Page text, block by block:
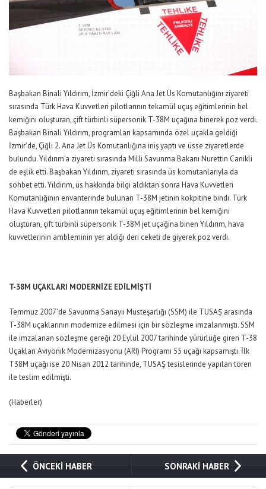
Başbakan Binali Yıldırım, İzmir’deki Çiğli Ana Jet Üs Komutanlığını ziyareti
sırasında Türk Hava Kuvvetleri pilotlarının tekamül uçuş eğitimlerinin bel
kemiğini oluşturan, çift türbinli süpersonik T-38M uçağına binerek poz verdi.
Başbakan Binali Yıldırım, programları kapsamında özel uçakla geldiği
İzmir’de, Çiğli 2. Ana Jet Üs Komutanlığına iniş yaptı ve üsse ziyaretlerde
bulundu. Yıldırım’a ziyareti sırasında Milli Savunma Bakanı Nurettin Canikli
de eşlik etti. Başbakan Yıldırım, ziyareti sırasında üs komutanlarıyla da
sohbet etti. Yıldırım, üs hakkında bilgi aldıktan sonra Hava Kuvvetleri
Komutanlığının envanterinde bulunan T-38M jetinin kokpitine bindi. Türk
Hava Kuvvetleri pilotlarının tekamül uçuş eğitimlerinin bel kemiğini
oluşturan, çift türbinli süpersonik T-38M jet uçağına binen Yıldırım, hava
kuvvetlerinin ambleminin yer aldığı deri ceketi de giyerek poz verdi.
T-38M UÇAKLARI MODERNİZE EDİLMİŞTİ
Temmuz 2007’de Savunma Sanayii Müsteşarlığı (SSM) ile TUSAŞ arasında
T-38M uçaklarının modernize edilmesi için bir sözleşme imzalanmıştı. SSM
ile imzalanan sözleşme gereği 20 Eylül 2007 tarihinde yürürlüğe giren T-38
Uçakları Aviyonik Modernizasyonu (ARI) Programı 55 uçağı kapsamıştı. İlk
T38M uçağı ise 20 Nisan 2012 tarihinde, TUSAŞ tesislerinde yapılan tören
ile teslim edilmişti.
(Haberler)
ÖNCEKİ HABER SONRAKİ HABER